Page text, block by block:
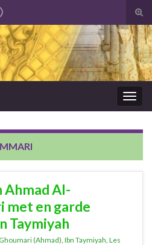
Ahmad Al-
met en garde
Taymiyah
Ghoumari (Ahmad) Ibn Taymiyah Les